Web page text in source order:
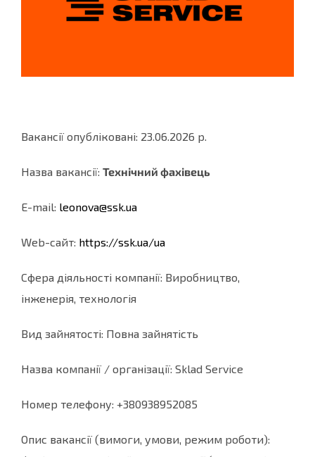
Вакансії опубліковані: 23.06.2026 р.
Назва вакансії: Технічний фахівець
E-mail: leonova@ssk.ua
Web-cайт: https://ssk.ua/ua
Сфера діяльності компанії: Виробництво,
інженерія, технологія
Вид зайнятості: Повна зайнятість
Назва компанії / організації: Sklad Service
Номер телефону: +380938952085
Опис вакансії (вимоги, умови, режим роботи):